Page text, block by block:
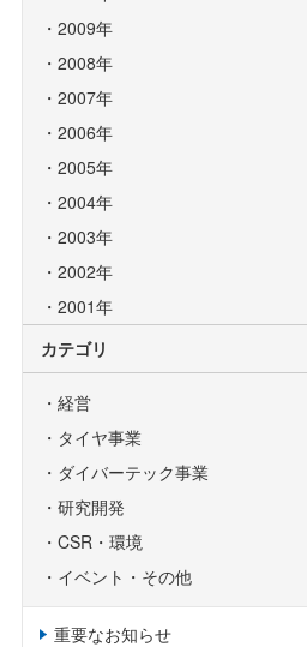
2009年
2008年
2007年
2006年
2005年
2004年
2003年
2002年
2001年
カテゴリ
経営
タイヤ事業
ダイバーテック事業
研究開発
CSR・環境
イベント・その他
重要なお知らせ